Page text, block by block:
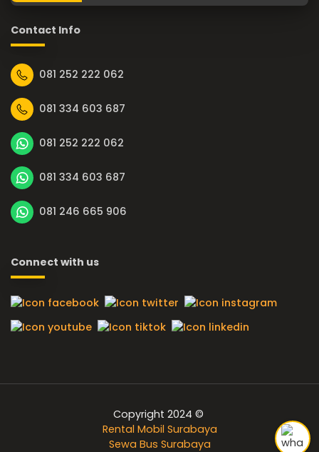
Contact Info
081 252 222 062
081 334 603 687
081 252 222 062
081 334 603 687
081 246 665 906
Connect with us
Copyright 2024 ©
Rental Mobil Surabaya
Sewa Bus Surabaya